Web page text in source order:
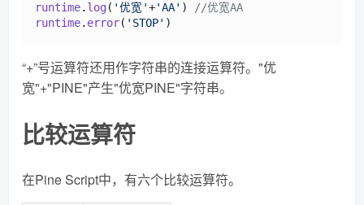
runtime. log( '优宽'+'AA' ) //优宽AA
runtime. error( 'STOP'
“+”号运算符还用作字符串的连接运算符。"优
宽"+"PINE"产生"优宽PINE"字符串。
比较运算符
在Pine Script中，有六个比较运算符。